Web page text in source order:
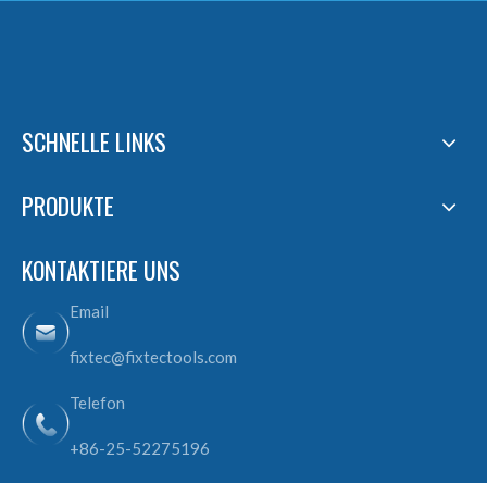
SCHNELLE LINKS
PRODUKTE
KONTAKTIERE UNS
Email
fixtec@fixtectools.com
Telefon
+86-25-52275196